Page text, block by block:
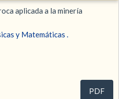
aplicada a la minería
y Matemáticas .
PDF